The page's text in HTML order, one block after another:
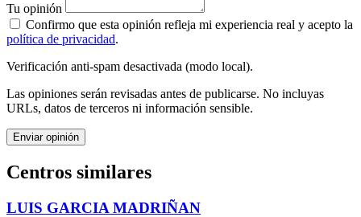
Tu opinión
Confirmo que esta opinión refleja mi experiencia real y acepto la
política de privacidad.
Verificación anti-spam desactivada (modo local).
Las opiniones serán revisadas antes de publicarse. No incluyas
URLs, datos de terceros ni información sensible.
Enviar opinión
Centros similares
LUIS GARCIA MADRIÑAN